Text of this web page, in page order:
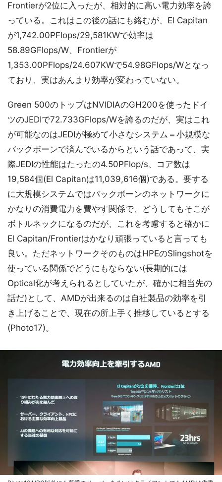
Frontierが2位に入ったが、相対的に高い電力効率を誇
っている。これはこの後の話にも絡むが、El Capitan
が1,742.00PFlops/29,581KWで効率は
58.89GFlops/W、Frontierが
1,353.00PFlops/24.607KWで54.98GFlops/Wとなっ
ており、実はあんまり効率が変わっていない。
Green 500のトップはNVIDIAのGH200を使ったドイ
ツのJEDIで72.733GFlops/Wを誇るのだが、実はこれ
が可能なのはJEDIが極めて小さなシステム＝小規模な
バックボーンで済んでいるからという話であって、実
際JEDIの性能はたったの4.50PFlop/s、コア数は
19,584個(El Capitanは11,039,616個)である。要する
に大規模システムではバックボーンのネットワークに
かなりの消費電力を費やす関係で、どうしてもそこが
ボトルネックになるのだが、これを考慮すると確かに
El Capitan/Frontierはかなり頑張っていると言っても
良い。ただネットワークそのものはHPEのSlingshotを
使っている関係でどうにもならない(長期的には
Optical化が考えられるとしていたが、確かに相当先の
話だ)として、AMDが出来るのは自社製品の効率を引
き上げることで、現在の所上手く推移しているとする
(Photo17)。